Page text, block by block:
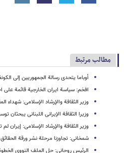
مطالب مرتبط
أوباما یتحدى رسالة الجمهوریین إلى
افخم: سیاسة ایران الخارجیة قائمة علی
وزیر الثقافة والإرشاد الإسلامی: شهداء
وزیرا الثقافة الإیرانی اللبنانی یبحثان
وزیر الثقافة والإرشاد الإسلامی: إیران
شمخانی: تجاوزنا مرحلة نشر ورقة
الرئیس روحانی: حل الملف النووی